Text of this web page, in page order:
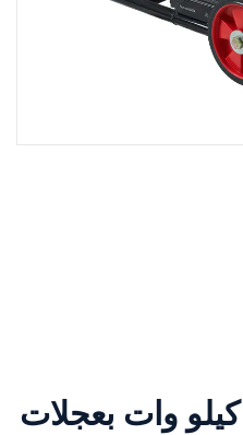
مولد بنزين 5-15 كيلو وات بعجلات